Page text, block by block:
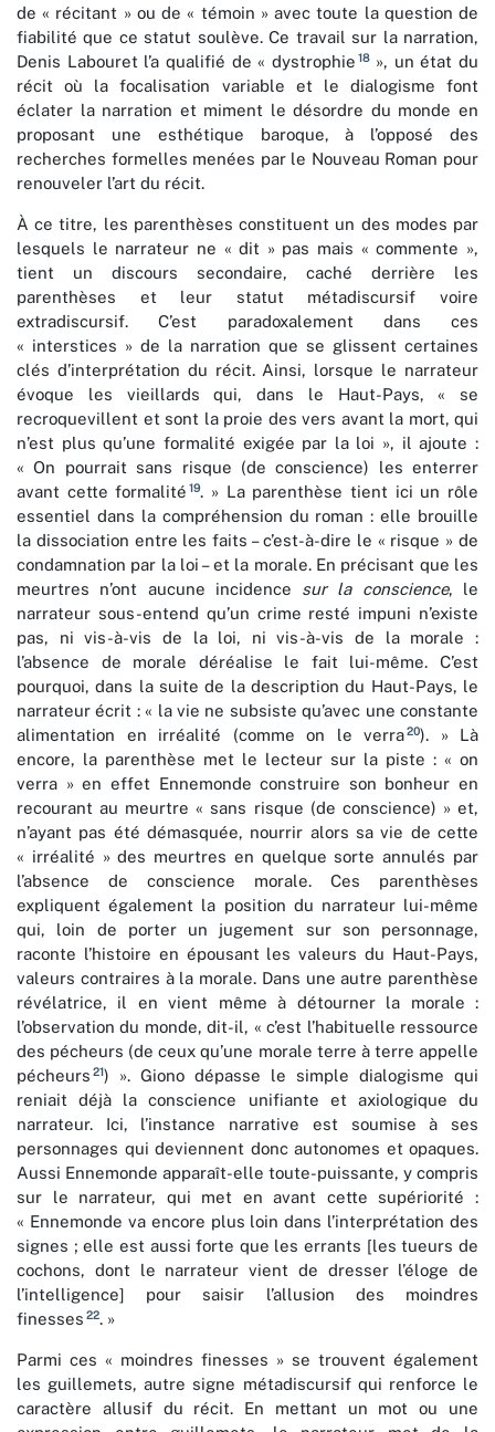
de « récitant » ou de « témoin » avec toute la question de
fiabilité que ce statut soulève. Ce travail sur la narration,
Denis Labouret l’a qualifié de « dystrophie 18», un état du
récit où la focalisation variable et le dialogisme font
éclater la narration et miment le désordre du monde en
proposant une esthétique baroque, à l’opposé des
recherches formelles menées par le Nouveau Roman pour
renouveler l’art du récit.
À ce titre, les parenthèses constituent un des modes par
lesquels le narrateur ne « dit » pas mais « commente »,
tient un discours secondaire, caché derrière les
parenthèses et leur statut métadiscursif voire
extradiscursif. C’est paradoxalement dans ces
« interstices » de la narration que se glissent certaines
clés d’interprétation du récit. Ainsi, lorsque le narrateur
évoque les vieillards qui, dans le Haut-Pays, « se
recroquevillent et sont la proie des vers avant la mort, qui
n’est plus qu’une formalité exigée par la loi », il ajoute :
« On pourrait sans risque (de conscience) les enterrer
avant cette formalité 19. » La parenthèse tient ici un rôle
essentiel dans la compréhension du roman : elle brouille
la dissociation entre les faits – c’est-à-dire le « risque » de
condamnation par la loi – et la morale. En précisant que les
meurtres n’ont aucune incidence sur la conscience, le
narrateur sous-entend qu’un crime resté impuni n’existe
pas, ni vis-à-vis de la loi, ni vis-à-vis de la morale :
l’absence de morale déréalise le fait lui-même. C’est
pourquoi, dans la suite de la description du Haut-Pays, le
narrateur écrit : « la vie ne subsiste qu’avec une constante
alimentation en irréalité (comme on le verra20). » Là
encore, la parenthèse met le lecteur sur la piste : « on
verra » en effet Ennemonde construire son bonheur en
recourant au meurtre « sans risque (de conscience) » et,
n’ayant pas été démasquée, nourrir alors sa vie de cette
« irréalité » des meurtres en quelque sorte annulés par
l’absence de conscience morale. Ces parenthèses
expliquent également la position du narrateur lui-même
qui, loin de porter un jugement sur son personnage,
raconte l’histoire en épousant les valeurs du Haut-Pays,
valeurs contraires à la morale. Dans une autre parenthèse
révélatrice, il en vient même à détourner la morale :
l’observation du monde, dit-il, « c’est l’habituelle ressource
des pécheurs (de ceux qu’une morale terre à terre appelle
pécheurs 21) ». Giono dépasse le simple dialogisme qui
reniait déjà la conscience unifiante et axiologique du
narrateur. Ici, l’instance narrative est soumise à ses
personnages qui deviennent donc autonomes et opaques.
Aussi Ennemonde apparaît-elle toute-puissante, y compris
sur le narrateur, qui met en avant cette supériorité :
« Ennemonde va encore plus loin dans l’interprétation des
signes ; elle est aussi forte que les errants [les tueurs de
cochons, dont le narrateur vient de dresser l’éloge de
l’intelligence] pour saisir l’allusion des moindres
finesses 22. »
Parmi ces « moindres finesses » se trouvent également
les guillemets, autre signe métadiscursif qui renforce le
caractère allusif du récit. En mettant un mot ou une